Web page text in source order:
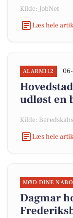
Kilde: JobNet
Læs hele
ALARM112
udløst en
Kilde:
Læs hele
MØD DINE
Dagmar